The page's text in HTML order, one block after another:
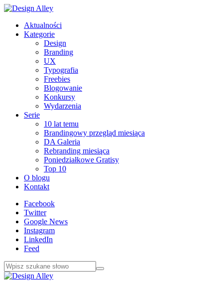
Aktualności
Kategorie
Design
Branding
UX
Typografia
Freebies
Blogowanie
Konkursy
Wydarzenia
Serie
10 lat temu
Brandingowy przegląd miesiąca
DA Galeria
Rebranding miesiąca
Poniedziałkowe Gratisy
Top 10
O blogu
Kontakt
Facebook
Twitter
Google News
Instagram
LinkedIn
Feed